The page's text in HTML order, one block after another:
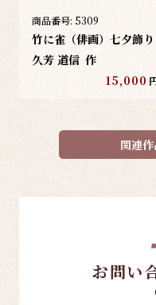
商品番号: 5309
竹に雀（俳画）七夕飾り
久芳 道信 作
15,000
関連
お問い